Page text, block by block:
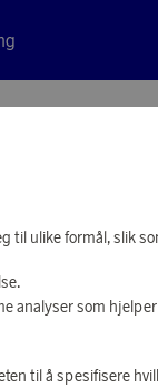
til ulike formål, slik
analyser som hjelper
til å spesifisere